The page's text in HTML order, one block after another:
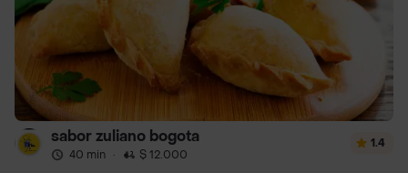
sabor zuliano bogota
40 min · $ 12.000
1.4